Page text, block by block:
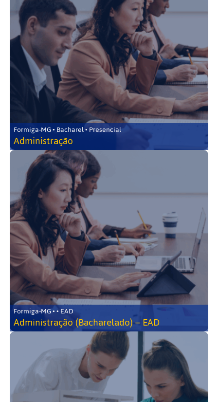
Formiga-MG • Bacharel • Presencial
Administração
Formiga-MG • • EAD
Administração (Bacharelado) – EAD